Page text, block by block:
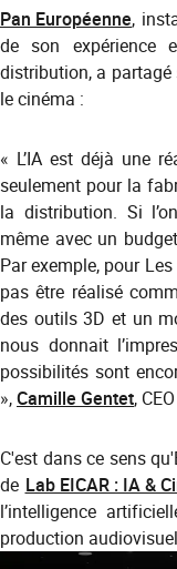
Pan Européenne,
de son expérience
distribution, a partagé
le cinéma :
« L’IA est déjà une
seulement pour la
la distribution. Si
même avec un
Par exemple, pour
pas être réalisé
des outils 3D et un
nous donnait
possibilités sont
»,Camille Gentet,
C'est dans ce sens
de Lab EICAR : IA &
l’intelligence
production